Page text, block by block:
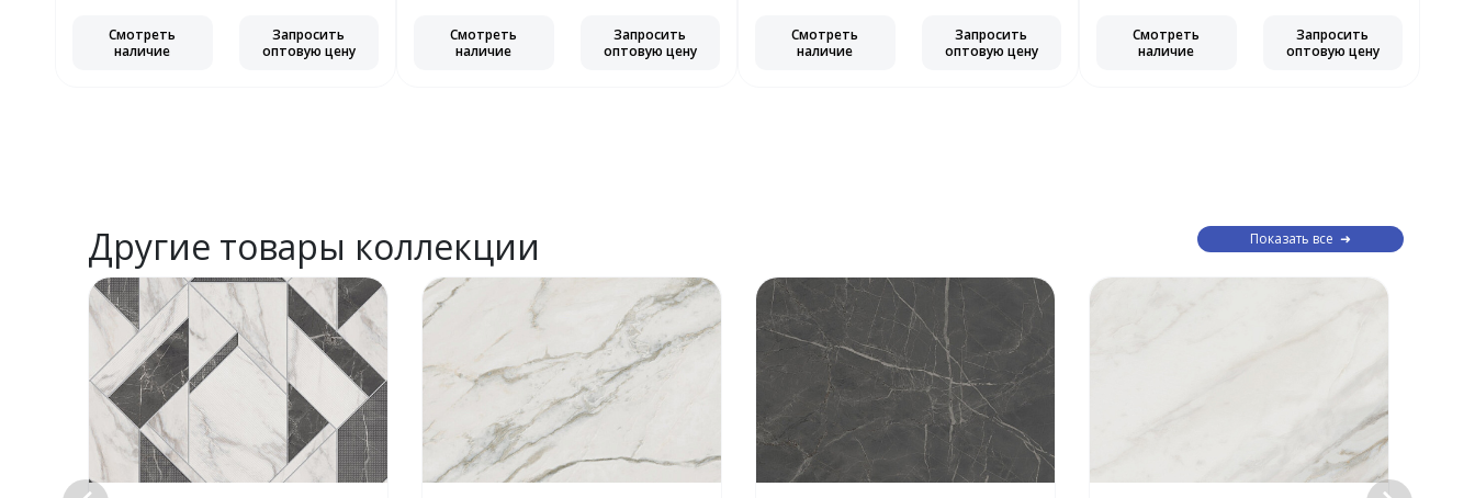
Смотреть
наличие
Запросить
оптовую цену
Смотреть
наличие
Запросить
оптовую цену
Смотреть
наличие
Запросить
оптовую цену
Смотреть
наличие
Запросить
оптовую цену
Другие товары коллекции Показать все